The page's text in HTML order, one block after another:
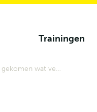
Trainingen
Uiteindelijk zijn we tot iets gekomen wat veel waardevoller is dan ons oorspronkelijke vertrekpunt